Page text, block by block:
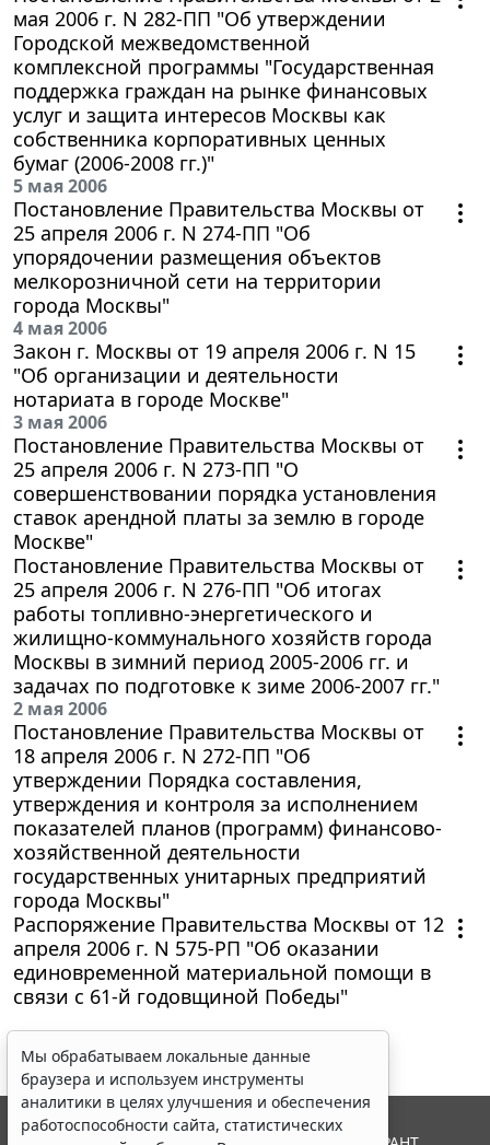
мая 2006 г. N 282-ПП "Об утверждении
Городской межведомственной
комплексной программы "Государственная
поддержка граждан на рынке финансовых
услуг и защита интересов Москвы как
собственника корпоративных ценных
бумаг (2006-2008 гг.)"
5 мая 2006
Постановление Правительства Москвы от
25 апреля 2006 г. N 274-ПП "Об
упорядочении размещения объектов
мелкорозничной сети на территории
города Москвы"
4 мая 2006
Закон г. Москвы от 19 апреля 2006 г. N 15
"Об организации и деятельности
нотариата в городе Москве"
3 мая 2006
Постановление Правительства Москвы от
25 апреля 2006 г. N 273-ПП "О
совершенствовании порядка установления
ставок арендной платы за землю в городе
Москве"
Постановление Правительства Москвы от
25 апреля 2006 г. N 276-ПП "Об итогах
работы топливно-энергетического и
жилищно-коммунального хозяйств города
Москвы в зимний период 2005-2006 гг. и
задачах по подготовке к зиме 2006-2007 гг."
2 мая 2006
Постановление Правительства Москвы от
18 апреля 2006 г. N 272-ПП "Об
утверждении Порядка составления,
утверждения и контроля за исполнением
показателей планов (программ) финансово-
хозяйственной деятельности
государственных унитарных предприятий
города Москвы"
Распоряжение Правительства Москвы от 12
апреля 2006 г. N 575-РП "Об оказании
единовременной материальной помощи в
связи с 61-й годовщиной Победы"
Мы обрабатываем локальные данные
браузера и используем инструменты
аналитики в целях улучшения и обеспечения
работоспособности сайта, статистических